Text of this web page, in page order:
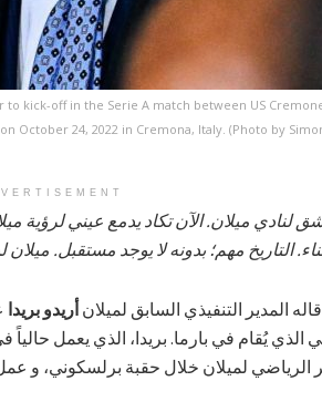
kick-off in the Serie A match between US
October 24, 2022 in Cremona, Italy. (Photo by
لنادي ميلان. الآن تكاد يدمع عيني لرؤية
التاريخ مهم؛ بدونه لا يوجد مستقبل.
المدير التنفيذي السابق لميلان أريدو بريدا
الذي يُقام في بارما. بريدا، الذي يعمل
الرياضي لميلان خلال حقبة برلسكوني، و عمل مع